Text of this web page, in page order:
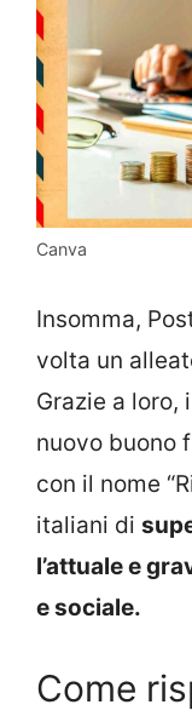
Canva
Insomma,
volta un
Grazie a loro,
nuovo buono
con il nome
italiani di
l’attuale e
e sociale.
Come